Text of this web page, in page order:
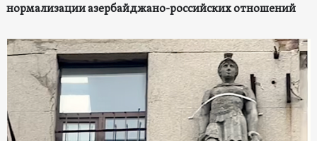
нормализации азербайджано-российских отношений